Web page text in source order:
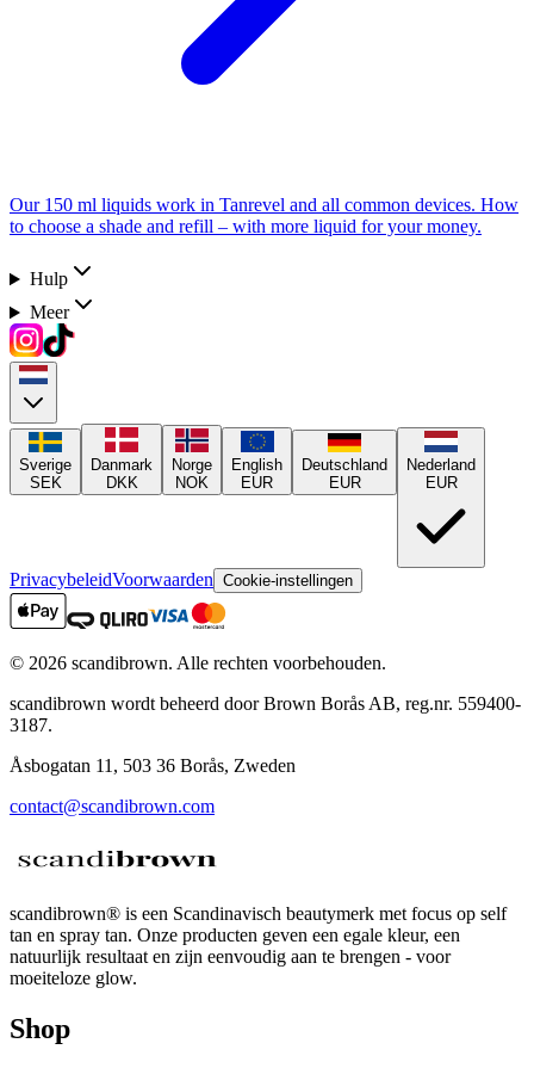
Our 150 ml liquids work in Tanrevel and all common devices. How
to choose a shade and refill – with more liquid for your money.
Hulp
Meer
Sverige
SEK
Danmark
DKK
Norge
NOK
English
EUR
Deutschland
EUR
Nederland
EUR
PrivacybeleidVoorwaarden Cookie-instellingen
© 2026 scandibrown. Alle rechten voorbehouden.
scandibrown wordt beheerd door Brown Borås AB, reg.nr. 559400-
3187.
Åsbogatan 11, 503 36 Borås, Zweden
contact@scandibrown.com
scandibrown® is een Scandinavisch beautymerk met focus op self
tan en spray tan. Onze producten geven een egale kleur, een
natuurlijk resultaat en zijn eenvoudig aan te brengen - voor
moeiteloze glow.
Shop